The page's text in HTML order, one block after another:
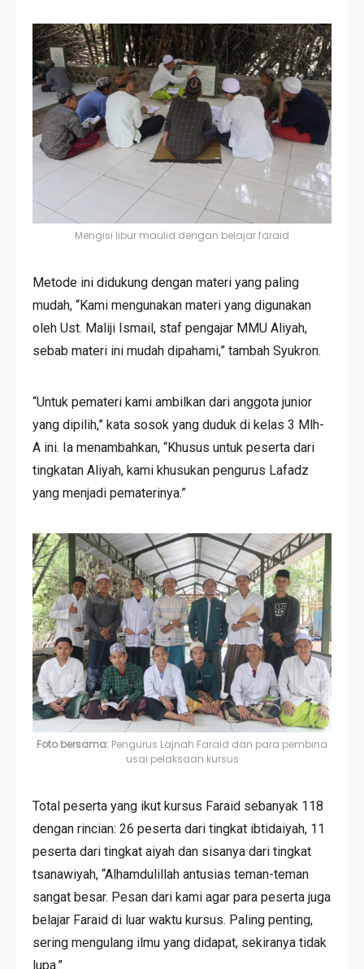
Mengisi libur maulid dengan belajar faraid
Metode ini didukung dengan materi yang paling
mudah, “Kami mengunakan materi yang digunakan
oleh Ust. Maliji Ismail, staf pengajar MMU Aliyah,
sebab materi ini mudah dipahami,” tambah Syukron.
“Untuk pemateri kami ambilkan dari anggota junior
yang dipilih,” kata sosok yang duduk di kelas 3 Mlh-
A ini. Ia menambahkan, “Khusus untuk peserta dari
tingkatan Aliyah, kami khusukan pengurus Lafadz
yang menjadi pematerinya.”
Foto bersama: Pengurus Lajnah Faraid dan para pembina
usai pelaksaan kursus
Total peserta yang ikut kursus Faraid sebanyak 118
dengan rincian: 26 peserta dari tingkat ibtidaiyah, 11
peserta dari tingkat aiyah dan sisanya dari tingkat
tsanawiyah, “Alhamdulillah antusias teman-teman
sangat besar. Pesan dari kami agar para peserta juga
belajar Faraid di luar waktu kursus. Paling penting,
sering mengulang ilmu yang didapat, sekiranya tidak
lupa.”